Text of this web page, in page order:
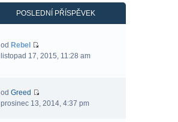
POSLEDNÍ PŘÍSPĚVEK
od Rebel
listopad 17, 2015, 11:28 am
odGreed
prosinec 13, 2014, 4:37 pm